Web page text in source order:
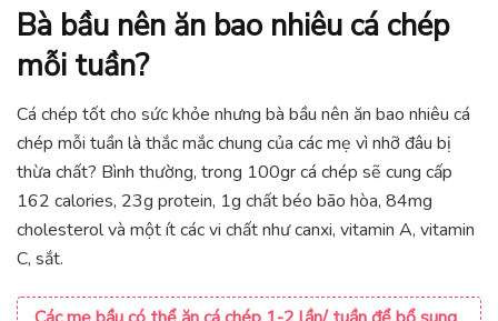
Bà bầu nên ăn bao nhiêu cá chép
mỗi tuần?
Cá chép tốt cho sức khỏe nhưng bà bầu nên ăn bao nhiêu cá
chép mỗi tuần là thắc mắc chung của các mẹ vì nhỡ đâu bị
thừa chất? Bình thường, trong 100gr cá chép sẽ cung cấp
162 calories, 23g protein, 1g chất béo bão hòa, 84mg
cholesterol và một ít các vi chất như canxi, vitamin A, vitamin
C, sắt.